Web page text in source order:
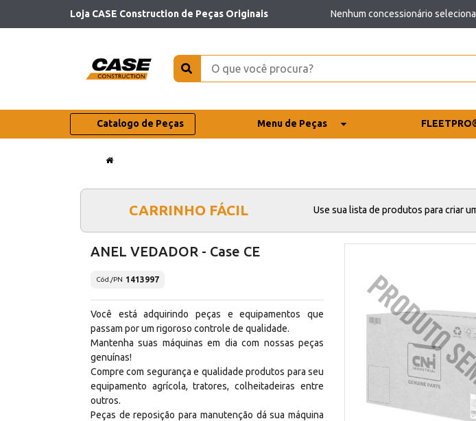
Loja CASE Construction de Peças Originais Nenhum concessionário
Catalogo de Peças Menu de Peças
CARRINHO FÁCIL Use sua lista de produtos para criar
ANEL VEDADOR - Case CE
Cód./PN 1413997
Você está adquirindo peças e equipamentos que
passam por um rigoroso controle de qualidade.
Mantenha suas máquinas em dia com nossas peças
genuínas!
Compre com segurança e qualidade produtos para seu
equipamento agrícola, tratores, colheitadeiras entre
outros.
Peças de reposição para manutenção dá sua máquina